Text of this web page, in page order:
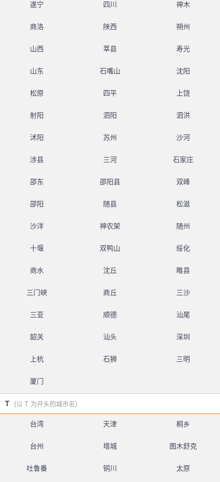
遂宁 四川 神木
商洛 陕西 朔州
山西 莘县 寿光
山东 石嘴山 沈阳
松原 四平 上饶
射阳 泗阳 泗洪
沭阳 苏州 沙河
涉县 三河 石家庄
邵东 邵阳县 双峰
邵阳 随县 松滋
沙洋 神农架 随州
十堰 双鸭山 绥化
商水 沈丘 睢县
三门峡 商丘 三沙
三亚 顺德 汕尾
韶关 汕头 深圳
上杭 石狮 三明
厦门
T (以 T 为开头的城市名)
台湾 天津 桐乡
台州 塔城 图木舒克
吐鲁番 铜川 太原